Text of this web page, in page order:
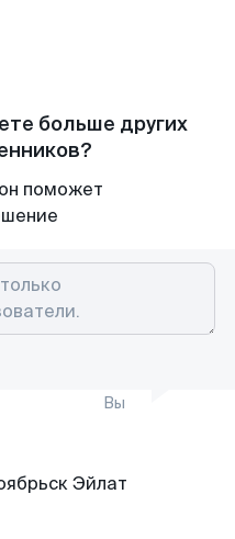
больше других
поможет
Вы